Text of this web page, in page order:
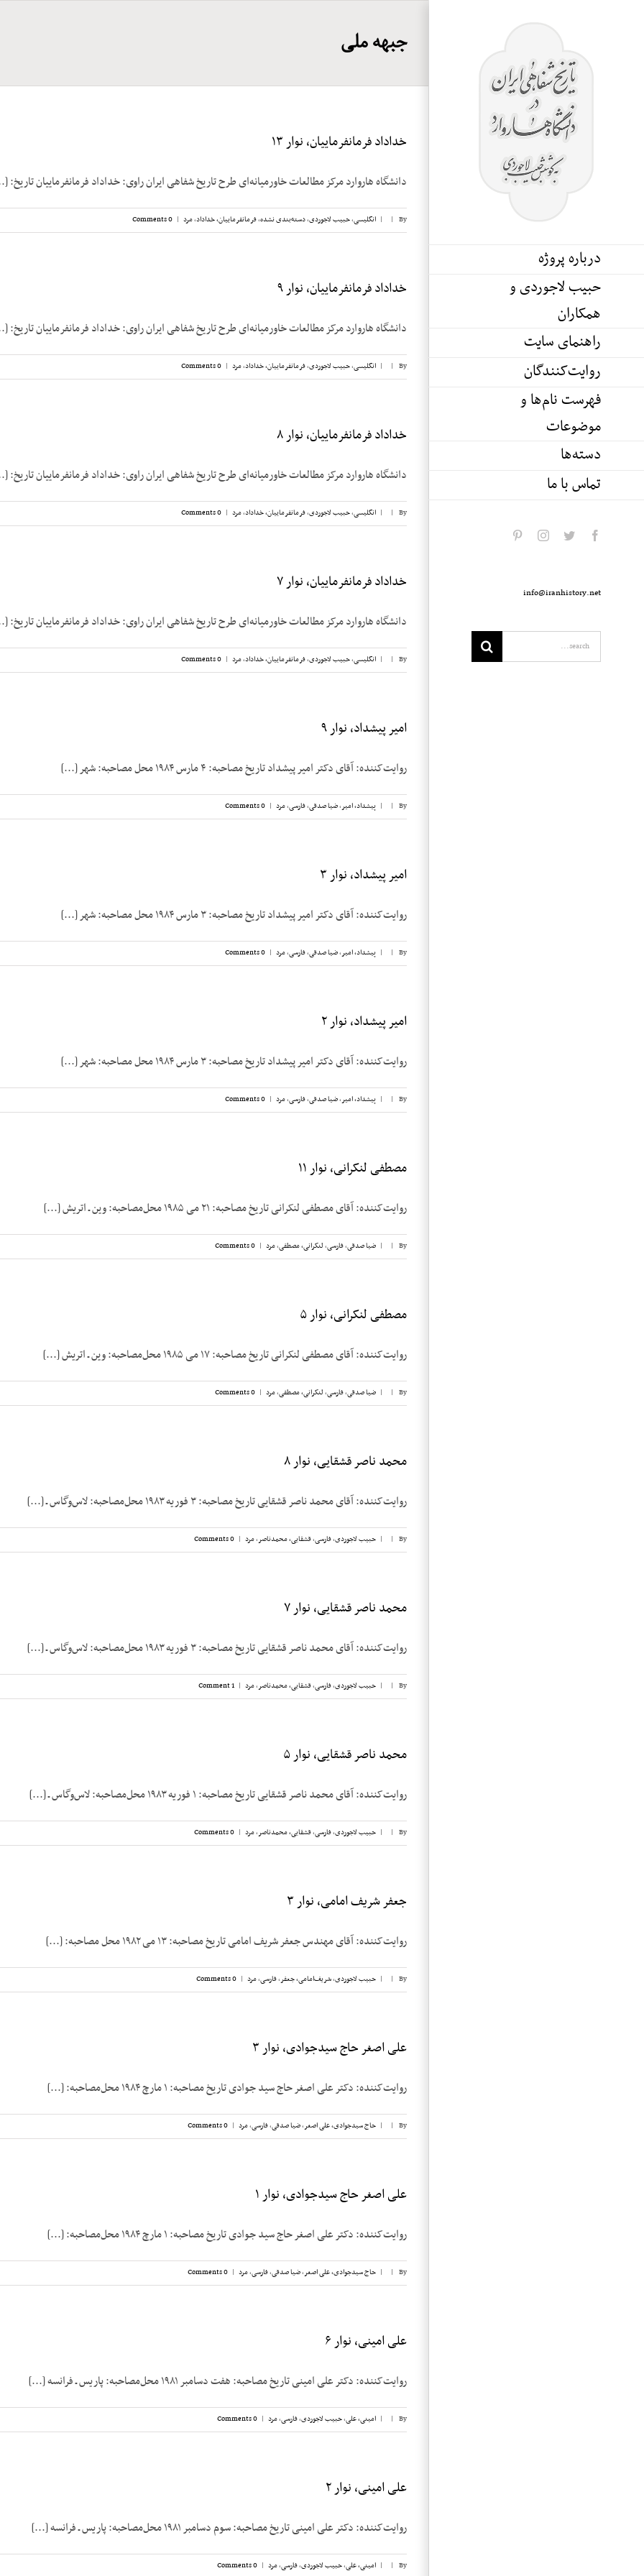
درباره پروژه
حبیب لاجوردی و
همکاران
راهنمای سایت
روایت‌کنندگان
فهرست نام‌ها و
موضوعات
دسته‌ها
تماس با ما
facebook
twitter
instagram
info@iranhistory.net
جبهه ملی
خداداد فرمانفرماییان، نوار ۱۳
دانشگاه هاروارد مرکز مطالعات خاورمیانه‌ای طرح تاریخ شفاهی ایران راوی: خداداد فرمانفرماییان تاریخ:
By
|
| انگلیسی,حبیب لاجوردی,دسته‌بندی نشده,فرمانفرماییان، خداداد,مرد |
0 Comments
خداداد فرمانفرماییان، نوار ۹
دانشگاه هاروارد مرکز مطالعات خاورمیانه‌ای طرح تاریخ شفاهی ایران راوی: خداداد فرمانفرماییان تاریخ:
By
|
| انگلیسی,حبیب لاجوردی,فرمانفرماییان، خداداد,مرد |
0 Comments
خداداد فرمانفرماییان، نوار ۸
دانشگاه هاروارد مرکز مطالعات خاورمیانه‌ای طرح تاریخ شفاهی ایران راوی: خداداد فرمانفرماییان تاریخ:
By
|
| انگلیسی,حبیب لاجوردی,فرمانفرماییان، خداداد,مرد |
0 Comments
خداداد فرمانفرماییان، نوار ۷
دانشگاه هاروارد مرکز مطالعات خاورمیانه‌ای طرح تاریخ شفاهی ایران راوی: خداداد فرمانفرماییان تاریخ:
By
|
| انگلیسی,حبیب لاجوردی,فرمانفرماییان، خداداد,مرد |
0 Comments
امیر پیشداد، نوار ۹
روایت‌کننده: آقای دکتر امیر پیشداد تاریخ مصاحبه: ۴ مارس ۱۹۸۴ محل مصاحبه: شهر [...]
By
|
| پیشداد، امیر,ضیا صدقی,فارسی,مرد |
0 Comments
امیر پیشداد، نوار ۳
روایت‌کننده: آقای دکتر امیر پیشداد تاریخ مصاحبه: ۳ مارس ۱۹۸۴ محل مصاحبه: شهر [...]
By
|
| پیشداد، امیر,ضیا صدقی,فارسی,مرد |
0 Comments
امیر پیشداد، نوار ۲
روایت‌کننده: آقای دکتر امیر پیشداد تاریخ مصاحبه: ۳ مارس ۱۹۸۴ محل مصاحبه: شهر [...]
By
|
| پیشداد، امیر,ضیا صدقی,فارسی,مرد |
0 Comments
مصطفی لنکرانی، نوار ۱۱
روایت‌کننده: آقای مصطفی لنکرانی تاریخ مصاحبه: ۲۱ می ۱۹۸۵ محل‌مصاحبه: وین ـ اتریش [...]
By
|
| ضیا صدقی,فارسی,لنکرانی، مصطفی,مرد |
0 Comments
مصطفی لنکرانی، نوار ۵
روایت‌کننده: آقای مصطفی لنکرانی تاریخ مصاحبه: ۱۷ می ۱۹۸۵ محل‌مصاحبه: وین ـ اتریش [...]
By
|
| ضیا صدقی,فارسی,لنکرانی، مصطفی,مرد |
0 Comments
محمد ناصر قشقایی، نوار ۸
روایت‌کننده: آقای محمد ناصر قشقایی تاریخ مصاحبه: ۳ فوریه ۱۹۸۳ محل‌مصاحبه: لاس‌وگاس ـ [...]
By
|
| حبیب لاجوردی,فارسی,قشقایی، محمدناصر,مرد |
0 Comments
محمد ناصر قشقایی، نوار ۷
روایت‌کننده: آقای محمد ناصر قشقایی تاریخ مصاحبه: ۳ فوریه ۱۹۸۳ محل‌مصاحبه: لاس‌وگاس ـ [...]
By
|
| حبیب لاجوردی,فارسی,قشقایی، محمدناصر,مرد |
1 Comment
محمد ناصر قشقایی، نوار ۵
روایت‌کننده: آقای محمد ناصر قشقایی تاریخ مصاحبه: ۱ فوریه ۱۹۸۳ محل‌مصاحبه: لاس‌وگاس ـ [...]
By
|
| حبیب لاجوردی,فارسی,قشقایی، محمدناصر,مرد |
0 Comments
جعفر شریف امامی، نوار ۳
روایت‌کننده: آقای مهندس جعفر شریف امامی تاریخ مصاحبه: ۱۳ می ۱۹۸۲ محل مصاحبه: [...]
By
|
| حبیب لاجوردی,شریف‌امامی، جعفر,فارسی,مرد |
0 Comments
علی اصغر حاج سیدجوادی، نوار ۳
روایت‌کننده: دکتر علی اصغر حاج سید جوادی تاریخ مصاحبه: ۱ مارچ ۱۹۸۴ محل‌مصاحبه: [...]
By
|
| حاج سیدجوادی، علی اصغر,ضیا صدقی,فارسی,مرد |
0 Comments
علی اصغر حاج سیدجوادی، نوار ۱
روایت‌کننده: دکتر علی اصغر حاج سید جوادی تاریخ مصاحبه: ۱ مارچ ۱۹۸۴ محل‌مصاحبه: [...]
By
|
| حاج سیدجوادی، علی اصغر,ضیا صدقی,فارسی,مرد |
0 Comments
علی امینی، نوار ۶
روایت‌کننده: دکتر علی امینی تاریخ مصاحبه: هفت دسامبر ۱۹۸۱ محل‌مصاحبه: پاریس ـ فرانسه [...]
By
|
| امینی، علی,حبیب لاجوردی,فارسی,مرد |
0 Comments
علی امینی، نوار ۲
روایت‌کننده: دکتر علی امینی تاریخ مصاحبه: سوم دسامبر ۱۹۸۱ محل‌مصاحبه: پاریس ـ فرانسه [...]
By
|
| امینی، علی,حبیب لاجوردی,فارسی,مرد |
0 Comments